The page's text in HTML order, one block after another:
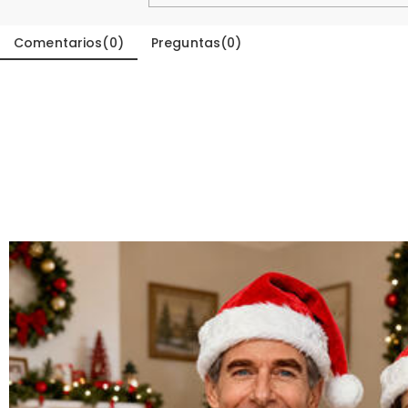
Comentarios(0) Preguntas(0)